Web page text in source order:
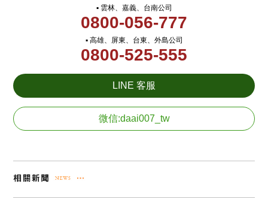
▪ 雲林、嘉義、台南公司
0800-056-777
▪ 高雄、屏東、台東、外島公司
0800-525-555
LINE 客服
微信:daai007_tw